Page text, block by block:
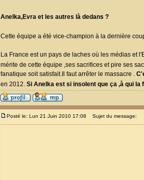
Anelka,Evra et les autres là dedans ?
Cette équipe a été vice-champion à la dernière
La France est un pays de laches où les médias et
mérite de cette équipe ,ses sacrifices et pire ses
fanatique soit satisfait.Il faut arrêter le massacre .
en 2012. Si Anelka est si insolent que ça ,à qui
Posté le: Lun 21 Juin 2010 17:08 Sujet du message: